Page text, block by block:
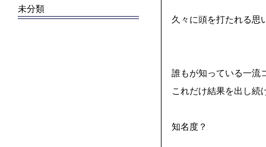
未分類
久々に頭を打たれる思
誰もが知っている一流
これだけ結果を出し続
知名度？